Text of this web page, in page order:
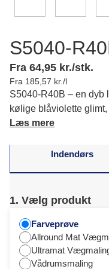
S5040-
Fra 64,95 kr./stk.
Fra 185,57 kr./l
S5040-R40B – en dyb
kølige blåviolette
stemning, hvor du kan
Læs mere
Indendørs
1. Vælg produkt
Farveprøve
Allround Mat
Ultramat
Vådrumsmaling